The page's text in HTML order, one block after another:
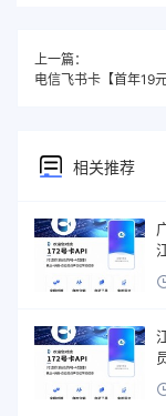
上一篇：
电信飞书卡【首年19
相关推荐